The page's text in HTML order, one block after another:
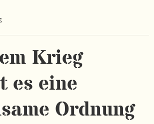
Krieg
es eine
Ordnung